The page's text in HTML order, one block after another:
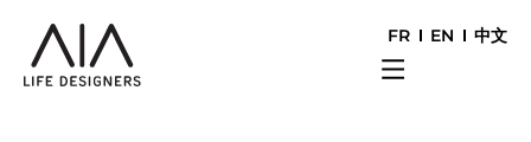
FR EN 中文